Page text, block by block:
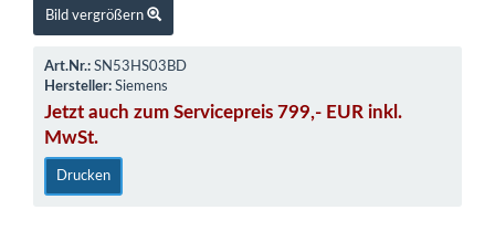
Bild vergrößern
Art.Nr.: SN53HS03BD
Hersteller: Siemens
Jetzt auch zum Servicepreis 799,- EUR inkl.
MwSt.
Drucken